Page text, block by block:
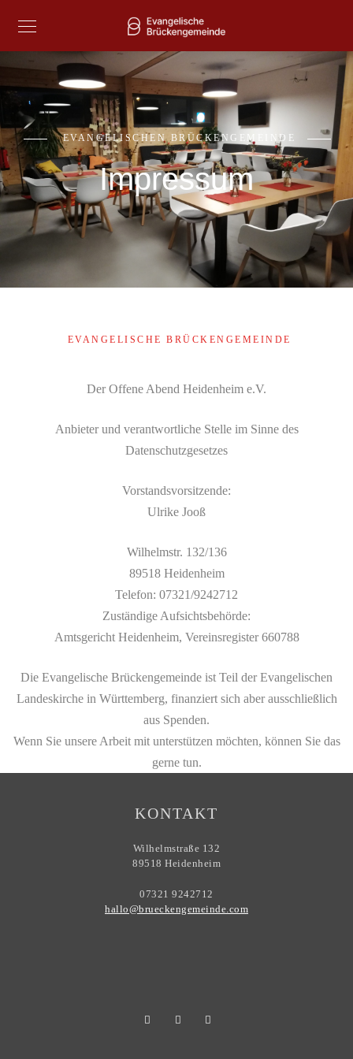
EVANGELISCHEN BRÜCKENGEMEINDE
Impressum
EVANGELISCHE BRÜCKENGEMEINDE
Der Offene Abend Heidenheim e.V.
Anbieter und verantwortliche Stelle im Sinne des
Datenschutzgesetzes
Vorstandsvorsitzende:
Ulrike Jooß
Wilhelmstr. 132/136
89518 Heidenheim
Telefon: 07321/9242712
Zuständige Aufsichtsbehörde:
Amtsgericht Heidenheim, Vereinsregister 660788
Die Evangelische Brückengemeinde ist Teil der Evangelischen
Landeskirche in Württemberg, finanziert sich aber ausschließlich
aus Spenden.
Wenn Sie unsere Arbeit mit unterstützen möchten, können Sie das
gerne tun.
KONTAKT
Wilhelmstraße 132
89518 Heidenheim
07321 9242712
hallo@brueckengemeinde.com